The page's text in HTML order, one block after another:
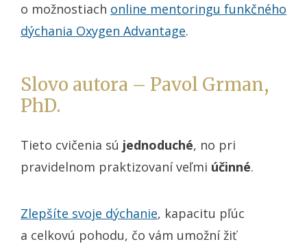
o možnostiach online mentoringu funkčného
dýchania Oxygen Advantage.
Slovo autora – Pavol Grman,
PhD.
Tieto cvičenia sú jednoduché, no pri
pravidelnom praktizovaní veľmi účinné.
Zlepšíte svoje dýchanie, kapacitu pľúc
a celkovú pohodu, čo vám umožní žiť